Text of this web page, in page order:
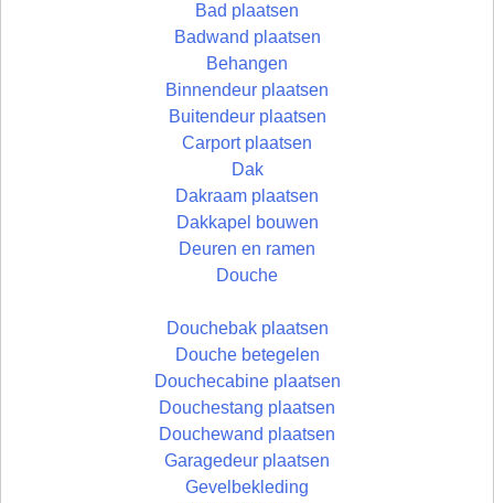
Bad plaatsen
Badwand plaatsen
Behangen
Binnendeur plaatsen
Buitendeur plaatsen
Carport plaatsen
Dak
Dakraam plaatsen
Dakkapel bouwen
Deuren en ramen
Douche
Douchebak plaatsen
Douche betegelen
Douchecabine plaatsen
Douchestang plaatsen
Douchewand plaatsen
Garagedeur plaatsen
Gevelbekleding